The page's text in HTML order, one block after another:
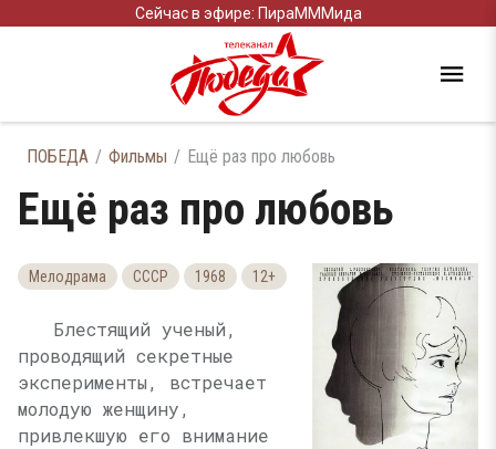
Сейчас в эфире: ПираМММида
ПОБЕДА Фильмы Ещё раз про любовь
Ещё раз про любовь
Мелодрама СССР 1968 12+
Блестящий ученый,
проводящий секретные
эксперименты, встречает
молодую женщину,
привлекшую его внимание